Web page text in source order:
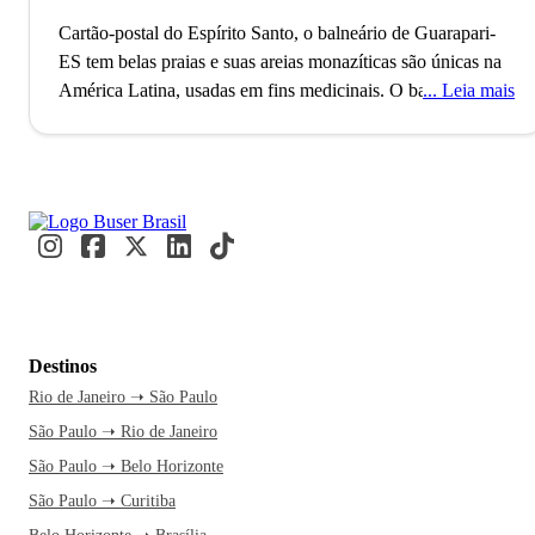
Cartão-postal do Espírito Santo, o balneário de Guarapari-
ES tem belas praias e suas areias monazíticas são únicas na
América Latina, usadas em fins medicinais. O balneário de
capixaba. A origem do nome da cidade de Guarapari é
indígena e faz referência à ave de plumagem vermelha
naturais, falésias e um clima tropical quente, Guarapari é um
destino turístico bastante popular do Brasil e concentra
inúmeras atrações para quem curte os dias de sol do verão,
como a Praia de Setiba, a Praia Bacutia, a Praia do Morro, a
Praia dos Padres e as Três Praias. O município de Guarapari
Leia mais
Destinos
Rio de Janeiro ➝ São Paulo
São Paulo ➝ Rio de Janeiro
São Paulo ➝ Belo Horizonte
São Paulo ➝ Curitiba